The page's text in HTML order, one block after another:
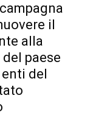
il
alla
paese
del